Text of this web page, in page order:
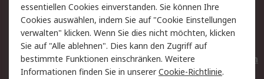
AGB
Datenschutz
Cookie-Richtlinie
Zahlungsbedingungen
Copyright/Impressum
Entsorgung
Elektrogeräte/Batterien
essentiellen Cookies einverstanden. Sie können Ihre
Cookies auswählen, indem Sie auf "Cookie Einstellungen
verwalten" klicken. Wenn Sie dies nicht möchten, klicken
Sie auf "Alle ablehnen". Dies kann den Zugriff auf
bestimmte Funktionen einschränken. Weitere
Informationen finden Sie in unsererCookie-Richtlinie.